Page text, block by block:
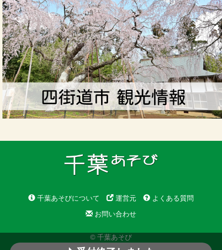
千葉あそびについて 運営元
よくある質問
お問い合わせ
© 千葉あそび